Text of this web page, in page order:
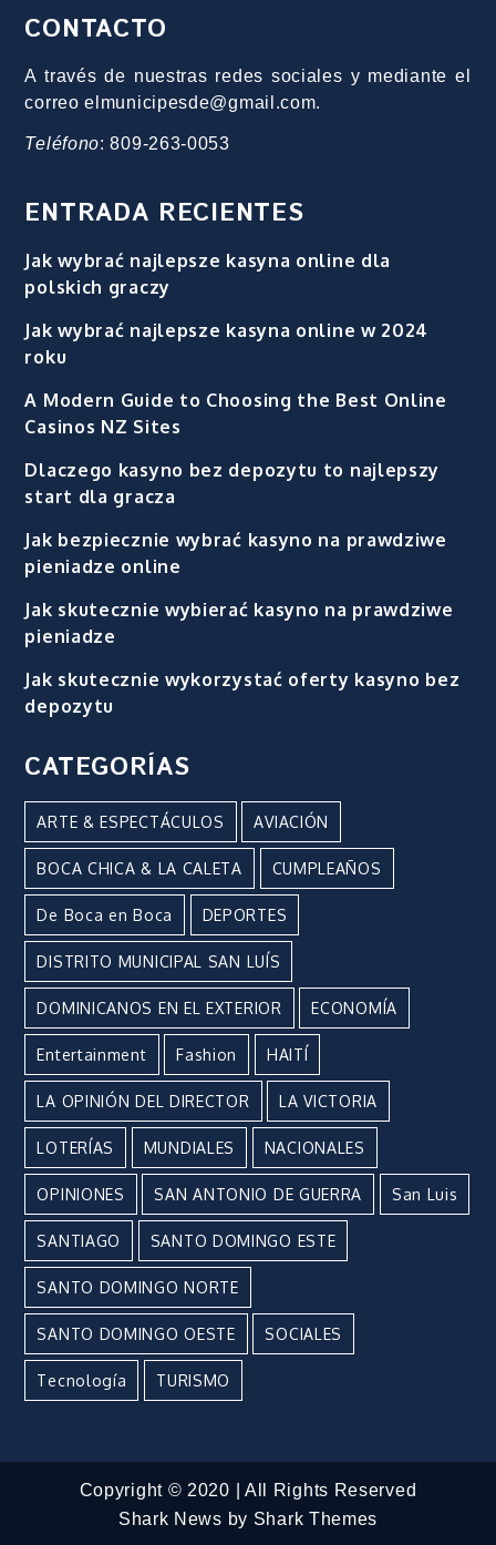
CONTACTO
A través de nuestras redes sociales y mediante el
correo elmunicipesde@gmail.com.
Teléfono: 809-263-0053
ENTRADA RECIENTES
Jak wybrać najlepsze kasyna online dla
polskich graczy
Jak wybrać najlepsze kasyna online w 2024
roku
A Modern Guide to Choosing the Best Online
Casinos NZ Sites
Dlaczego kasyno bez depozytu to najlepszy
start dla gracza
Jak bezpiecznie wybrać kasyno na prawdziwe
pieniadze online
Jak skutecznie wybierać kasyno na prawdziwe
pieniadze
Jak skutecznie wykorzystać oferty kasyno bez
depozytu
CATEGORÍAS
ARTE & ESPECTÁCULOS AVIACIÓN
BOCA CHICA & LA CALETA CUMPLEAÑOS
De Boca en Boca DEPORTES
DISTRITO MUNICIPAL SAN LUÍS
DOMINICANOS EN EL EXTERIOR ECONOMÍA
Entertainment Fashion HAITÍ
LA OPINIÓN DEL DIRECTOR LA VICTORIA
LOTERÍAS MUNDIALES NACIONALES
OPINIONES SAN ANTONIO DE GUERRA San Luis
SANTIAGO SANTO DOMINGO ESTE
SANTO DOMINGO NORTE
SANTO DOMINGO OESTE SOCIALES
Tecnología TURISMO
Copyright © 2020 | All Rights Reserved
Shark News by Shark Themes